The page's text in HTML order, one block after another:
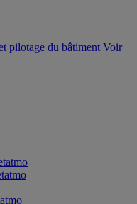
pilotage du bâtiment Voir